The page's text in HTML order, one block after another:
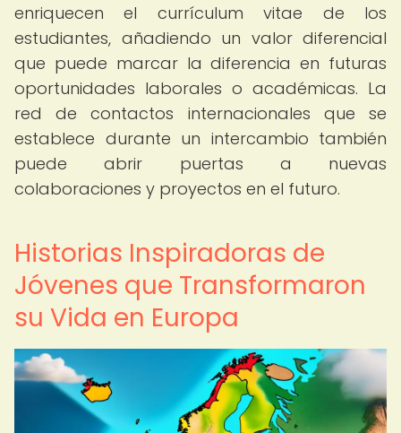
enriquecen el currículum vitae de los
estudiantes, añadiendo un valor diferencial
que puede marcar la diferencia en futuras
oportunidades laborales o académicas. La
red de contactos internacionales que se
establece durante un intercambio también
puede abrir puertas a nuevas
colaboraciones y proyectos en el futuro.
Historias Inspiradoras de
Jóvenes que Transformaron
su Vida en Europa